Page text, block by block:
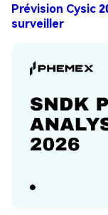
Prévision Cysic
surveiller